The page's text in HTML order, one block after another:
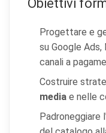
Obiettivi
Progettare e
su Google
canali a
Costruire
media e nelle
Padroneggiare